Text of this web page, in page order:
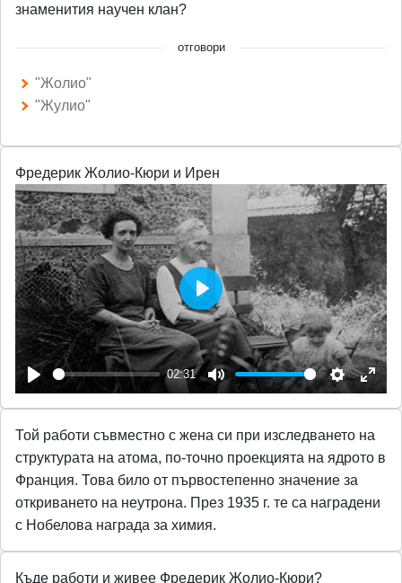
знаменития научен клан?
отговори
"Жолио"
"Жулио"
Фредерик Жолио-Кюри и Ирен
P
a
y
02:31
M
t
e
S
t
t
E
t
e
P
l
a
y
Той работи съвместно с жена си при изследването на
структурата на атома, по-точно проекцията на ядрото в
Франция. Това било от първостепенно значение за
откриването на неутрона. През 1935 г. те са наградени
с Нобелова награда за химия.
Къде работи и живее Фредерик Жолио-Кюри?